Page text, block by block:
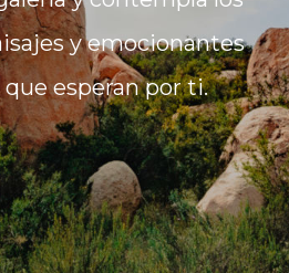
y emocionantes
esperan por ti.